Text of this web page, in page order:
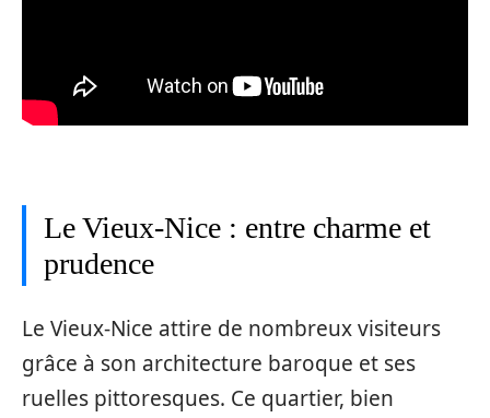
Le Vieux-Nice : entre charme et
prudence
Le Vieux-Nice attire de nombreux visiteurs
grâce à son architecture baroque et ses
ruelles pittoresques. Ce quartier, bien